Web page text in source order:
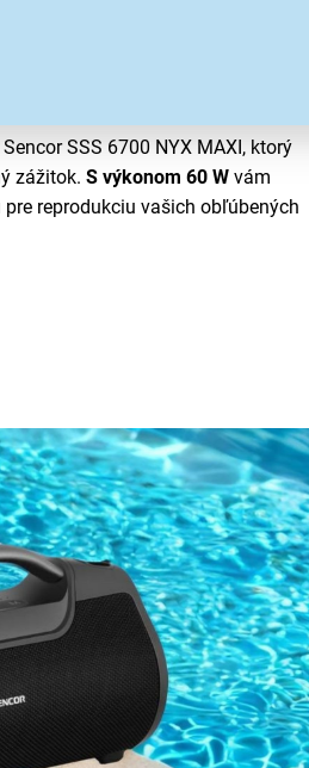
SSS 6700 NYX MAXI, ktorý
zážitok.S výkonom 60 W vám
reprodukciu vašich obľúbených